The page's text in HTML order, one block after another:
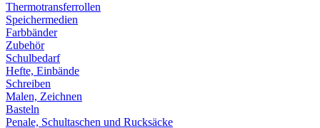
Thermotransferrollen
Speichermedien
Farbbänder
Zubehör
Schulbedarf
Hefte, Einbände
Schreiben
Malen, Zeichnen
Basteln
Penale, Schultaschen und Rucksäcke